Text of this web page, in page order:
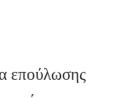
επούλωσης